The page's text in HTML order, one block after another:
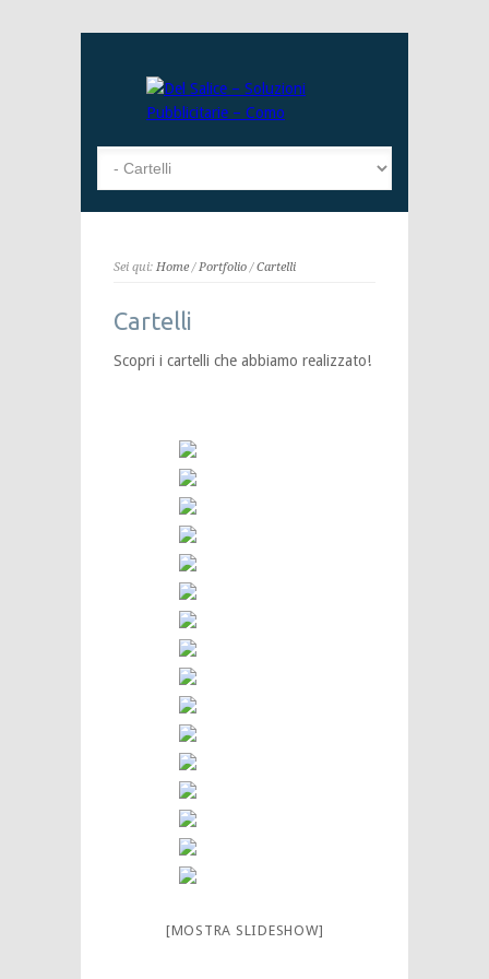
Sei qui: Home/Portfolio /Cartelli
Cartelli
Scopri i cartelli che abbiamo realizzato!
[MOSTRA SLIDESHOW]